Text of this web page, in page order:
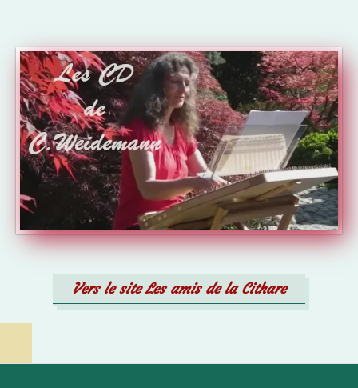
Vers le site Les amis de la Cithare